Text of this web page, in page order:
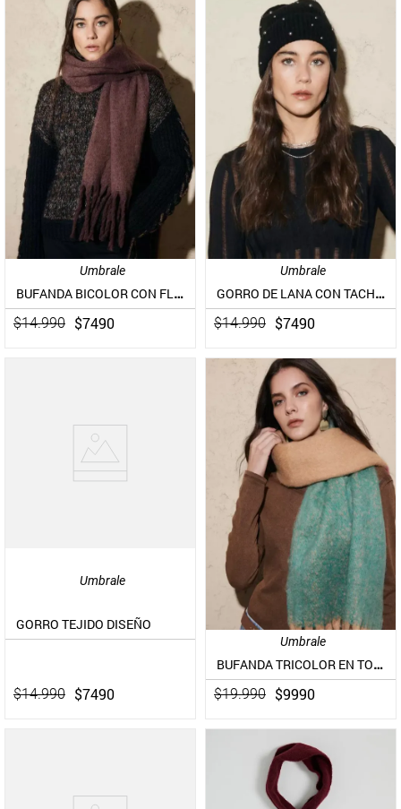
Umbrale
BUFANDA BICOLOR CON FLECOS
$14.990 $7490
Umbrale
GORRO DE LANA CON TACHAS
$14.990 $7490
Umbrale
GORRO TEJIDO DISEÑO
$14.990 $7490
Umbrale
BUFANDA TRICOLOR EN TONOS VARIADOS
$19.990 $9990